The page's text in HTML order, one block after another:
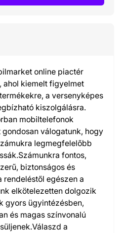
online piactér
ahol kiemelt figyelmet
a versenyképes
kiszolgálásra.
mobiltelefonok
válogatunk, hogy
legmegfelelőbb
fontos,
biztonságos és
egészen a
elkötelezetten dolgozik
gyors ügyintézésben,
és magas színvonalú
a